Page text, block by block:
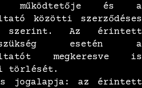
működtetője és a
közötti szerződéses
szerint. Az érintett
esetén a
megkeresve is
törlését.
jogalapja: az érintett